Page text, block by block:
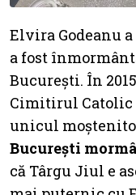
Elvira Godeanu
a fost
București. În
Cimitirul Catolic
unicul
București
că Târgu Jiul e